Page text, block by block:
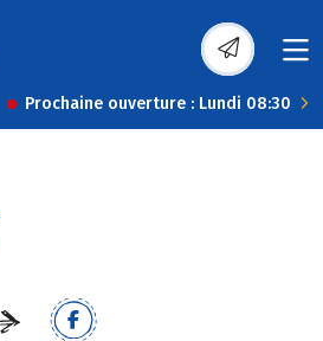
Prochaine ouverture : Lundi 08:30